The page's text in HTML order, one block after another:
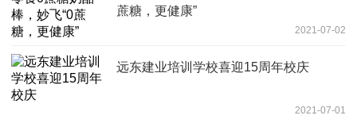
蔗糖，更健康”
2021-07-02
远东建业培训学校喜迎15周年校庆
2021-07-01